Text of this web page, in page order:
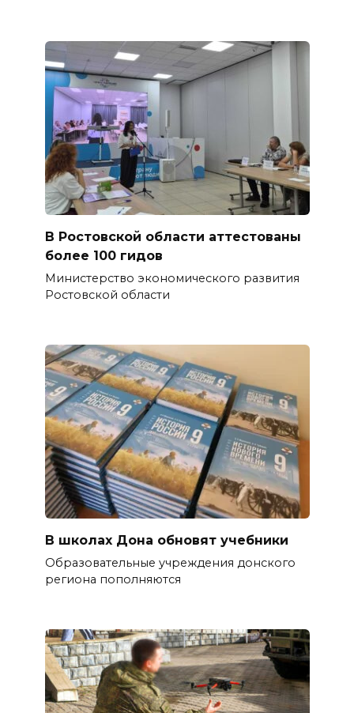
В Ростовской области аттестованы
более 100 гидов
Министерство экономического развития
Ростовской области
В школах Дона обновят учебники
Образовательные учреждения донского
региона пополняются